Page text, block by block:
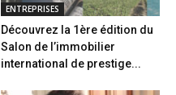
ENTREPRISES
Découvrez la 1ère édition du
Salon de l’immobilier
international de prestige...